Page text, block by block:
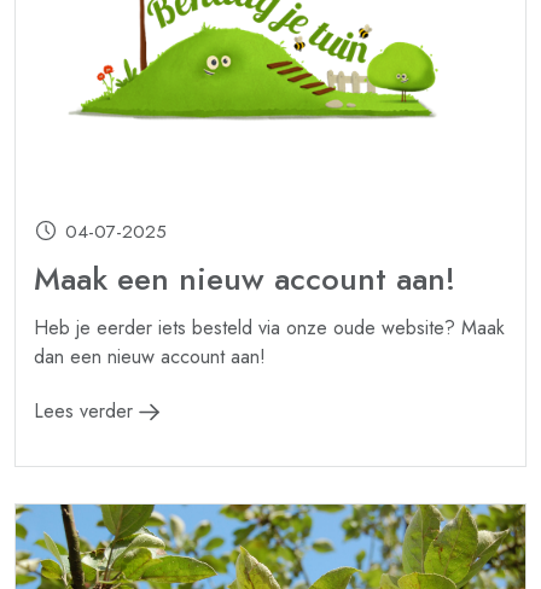
04-07-2025
Maak een nieuw account aan!
Heb je eerder iets besteld via onze oude website? Maak
dan een nieuw account aan!
Lees verder